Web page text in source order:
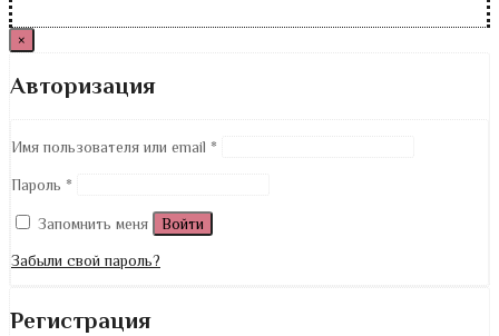
×
Авторизация
Имя пользователя или email *
Пароль *
Запомнить меня Войти
Забыли свой пароль?
Регистрация